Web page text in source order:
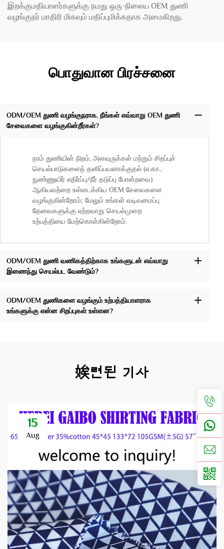
இறக்குமதியாளர்களுக்கு நமது ஒரு-நிலைய OEM துணி
வழங்குநர் மாதிரி மிகவும் மதிப்புமிக்கதாக அமைகிறது.
பொதுவான பிரச்சனை
ODM/OEM துணி வழங்குநராக, நீங்கள் எவ்வாறு OEM துணி
சேவைகளை வழங்குகின்றீர்கள்?
நாம் துணியின் நிறம், அளவுருக்கள் மற்றும் சிறப்புச்
செயல்பாடுகளைத் தனிப்பயனாக்குதல் (எ.கா.,
நுண்ணுயிர் எதிர்ப்பு/நீர் தடுப்பு போன்றவை)
ஆகியவற்றை உள்ளடக்கிய OEM சேவைகளை
வழங்குகின்றோம்; மேலும் உங்கள் வடிவமைப்பு
தேவைகளுக்கு ஏற்றவாறு செயல்முறை
உற்பத்தியை மேற்கொள்கின்றோம்.
ODM/OEM துணி வணிகத்திற்காக உங்களுடன் எவ்வாறு
இணைந்து செயல்பட வேண்டும்?
ODM/OEM துணிகளை வழங்கும் உற்பத்தியாளராக
உங்களுக்கு என்ன சிறப்புகள் உள்ளன?
娭련된 기사
15
Aug